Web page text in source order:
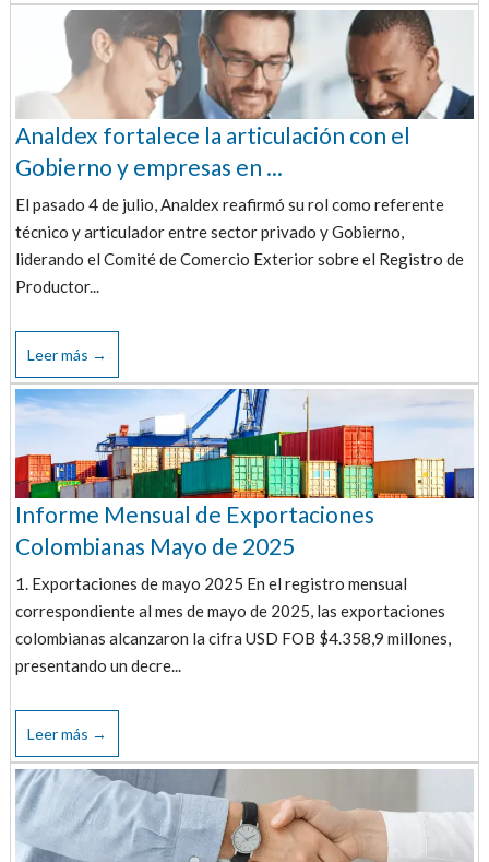
Analdex fortalece la articulación con el
Gobierno y empresas en ...
El pasado 4 de julio, Analdex reafirmó su rol como referente
técnico y articulador entre sector privado y Gobierno,
liderando el Comité de Comercio Exterior sobre el Registro de
Productor...
Leer más →
Informe Mensual de Exportaciones
Colombianas Mayo de 2025
1. Exportaciones de mayo 2025 En el registro mensual
correspondiente al mes de mayo de 2025, las exportaciones
colombianas alcanzaron la cifra USD FOB $4.358,9 millones,
presentando un decre...
Leer más →